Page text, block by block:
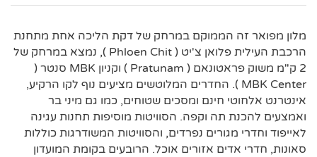
מלון מפואר זה הממוקם במרחק של דקת הליכה אחת מתחנת
הרכבת העילית פלואן צ'יט ( Phloen Chit ), נמצא במרחק של
2 ק"מ משוק פראטונאם ( Pratunam ) וקניון MBK סנטר (
MBK Center ). החדרים המלוטשים מציעים נוף לקו הרקיע,
אינטרנט אלחוטי חינם ומסכים שטוחים, כמו גם מיני בר
ואמצעים להכנת תה וקפה. הסוויטות מוסיפות תחנות עגינה
לאייפוד וחדרי מגורים נפרדים, והסוויטות המשודרגות כוללות
סאונות, חדרי אדים אזורים אוכל. הרובעים בקומת המועדון